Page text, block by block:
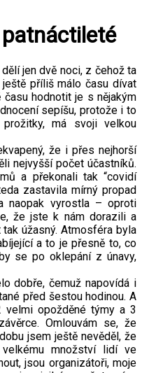
jen dvě noci, z čehož ta
příliš málo času dívat
hodnotit je s nějakým
sepíšu, protože i to
má svoji velkou
že i přes nejhorší
nejvyšší počet účastníků.
a překonali tak “covidí
zastavila mírný propad
naopak vyrostla – oproti
že jste k nám dorazili a
úžasný. Atmosféra byla
a to je přesně to, co
se po oklepání z únavy,
dobře, čemuž napovídá i
před šestou hodinou. A
opožděné týmy a 3
Omlouvám se, že
jsem ještě nevěděl, že
množství lidí ve
jsou organizátoři, moje